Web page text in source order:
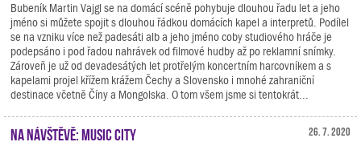
Bubeník Martin Vajgl se na domácí scéně pohybuje dlouhou řadu let a jeho
jméno si můžete spojit s dlouhou řádkou domácích kapel a interpretů. Podílel
se na vzniku více než padesáti alb a jeho jméno coby studiového hráče je
podepsáno i pod řadou nahrávek od filmové hudby až po reklamní snímky.
Zároveň je už od devadesátých let protřelým koncertním harcovníkem a s
kapelami projel křížem krážem Čechy a Slovensko i mnohé zahraniční
destinace včetně Číny a Mongolska. O tom všem jsme si tentokrát...
26. 7. 2020
Na návštěvě: Music City